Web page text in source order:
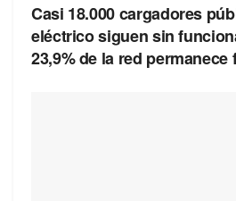
Casi 18.000 cargadores
eléctrico siguen sin
23,9% de la red